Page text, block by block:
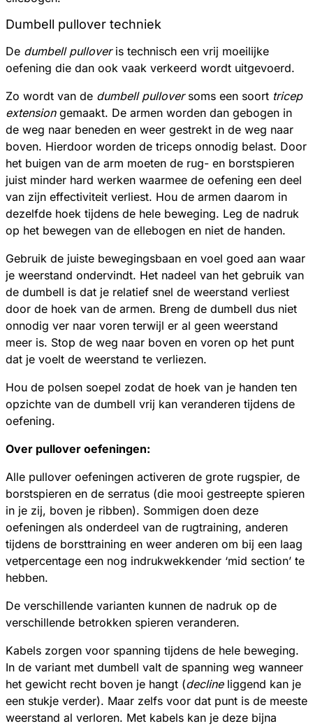
Dumbell pullover techniek
De dumbell pulloveris technisch een vrij moeilijke
oefening die dan ook vaak verkeerd wordt uitgevoerd.
Zo wordt van de dumbell pulloversoms een soort tricep
extensiongemaakt. De armen worden dan gebogen in
de weg naar beneden en weer gestrekt in de weg naar
boven. Hierdoor worden de triceps onnodig belast. Door
het buigen van de arm moeten de rug- en borstspieren
juist minder hard werken waarmee de oefening een deel
van zijn effectiviteit verliest. Hou de armen daarom in
dezelfde hoek tijdens de hele beweging. Leg de nadruk
op het bewegen van de ellebogen en niet de handen.
Gebruik de juiste bewegingsbaan en voel goed aan waar
je weerstand ondervindt. Het nadeel van het gebruik van
de dumbell is dat je relatief snel de weerstand verliest
door de hoek van de armen. Breng de dumbell dus niet
onnodig ver naar voren terwijl er al geen weerstand
meer is. Stop de weg naar boven en voren op het punt
dat je voelt de weerstand te verliezen.
Hou de polsen soepel zodat de hoek van je handen ten
opzichte van de dumbell vrij kan veranderen tijdens de
oefening.
Over pullover oefeningen:
Alle pullover oefeningen activeren de grote rugspier, de
borstspieren en de serratus (die mooi gestreepte spieren
in je zij, boven je ribben). Sommigen doen deze
oefeningen als onderdeel van de rugtraining, anderen
tijdens de borsttraining en weer anderen om bij een laag
vetpercentage een nog indrukwekkender ‘mid section’ te
hebben.
De verschillende varianten kunnen de nadruk op de
verschillende betrokken spieren veranderen.
Kabels zorgen voor spanning tijdens de hele beweging.
In de variant met dumbell valt de spanning weg wanneer
het gewicht recht boven je hangt (declineliggend kan je
een stukje verder). Maar zelfs voor dat punt is de meeste
weerstand al verloren. Met kabels kan je deze bijna